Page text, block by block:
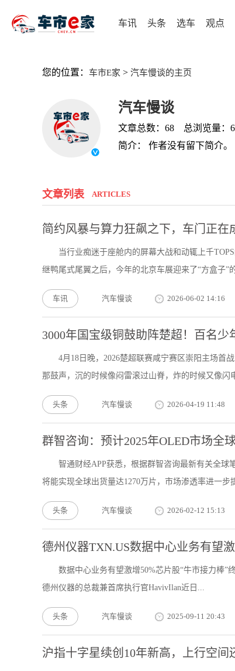
车讯 头条 选车 观点
您的位置： 车市E家 > 汽车慢谈的主页
汽车慢谈
文章总数：68 总浏览量：
简介： 作者没有留下简介。
文章列表 ARTICLES
简约风暴与算力狂飙之下，车门正在
当行业痴迷于座舱内的屏幕大战和动辄上千
继鸭尾式尾翼之后，今年的北京车展迎来了“方盒子”
车讯 汽车慢谈 2026-06-02 14:16
3000年国宝级铜鼓助阵楚超！百名少
4月18日晚，2026楚超联赛咸宁赛区崇阳主场首
那鼓声，沉的时候像闷雷滚过山脊，炸的时候又像闪
头条 汽车慢谈 2026-04-19 11:48
群智咨询：预计2025年OLED市场全
智通财经APP获悉，根据群智咨询最新有关全球
将能实现全球出货量达1270万片，市场渗透率进一步
头条 汽车慢谈 2026-02-12 15:13
德州仪器TXN.US数据中心业务有望
数据中心业务有望激增50%芯片股“牛市接力棒”
德州仪器的总裁兼首席执行官HavivIlan近日...
头条 汽车慢谈 2025-09-11 20:43
沪指十字星续创10年新高，上行空间